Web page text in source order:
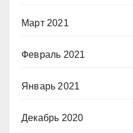
Март 2021
Февраль 2021
Январь 2021
Декабрь 2020